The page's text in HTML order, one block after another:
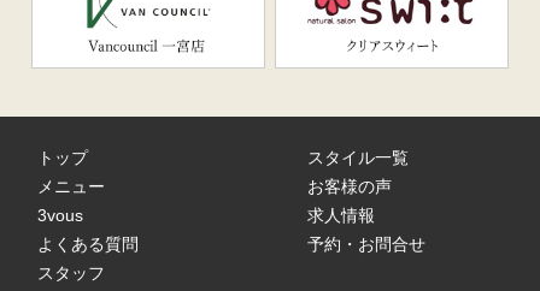
トップ
メニュー
3vous
よくある質問
スタッフ
スタイル一覧
お客様の声
求人情報
予約・お問合せ